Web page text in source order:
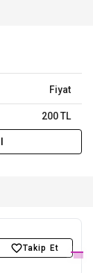
Fiyat
200 TL
Takip Et